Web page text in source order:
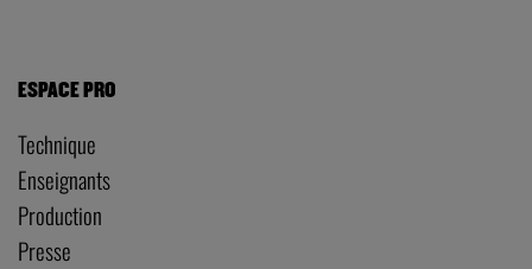
ESPACE PRO
Technique
Enseignants
Production
Presse